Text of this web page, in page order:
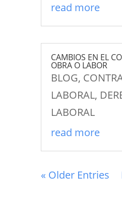
read more
CAMBIOS EN EL
OBRA O LABOR
BLOG,
LABORAL,
LABORAL
read more
« Older Entries